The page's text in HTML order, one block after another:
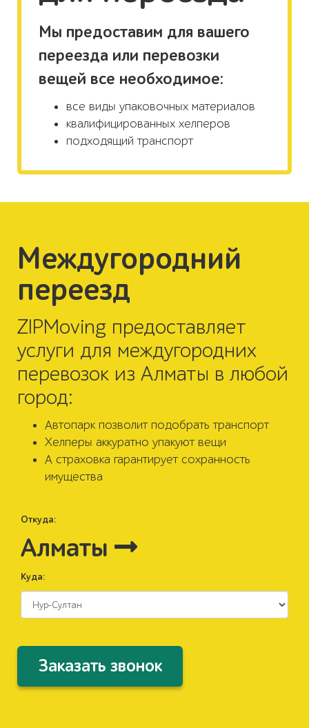
Мы предоставим для вашего
переезда или перевозки
вещей все необходимое:
все виды упаковочных материалов
квалифицированных хелперов
подходящий транспорт
Междугородний
переезд
ZIPMoving предоставляет
услуги для междугородних
перевозок из Алматы в любой
город:
Автопарк позволит подобрать транспорт
Хелперы аккуратно упакуют вещи
А страховка гарантирует сохранность
имущества
Откуда:
Алматы
Куда:
Заказать звонок